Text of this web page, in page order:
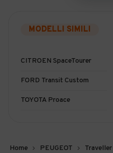
MODELLI SIMILI
CITROEN SpaceTourer
FORD Transit Custom
TOYOTA Proace
Home PEUGEOT Traveller